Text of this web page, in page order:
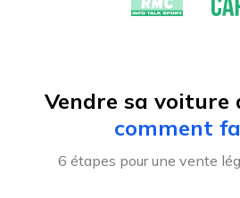
Vendre sa voiture
comment
6 étapes pour une vente